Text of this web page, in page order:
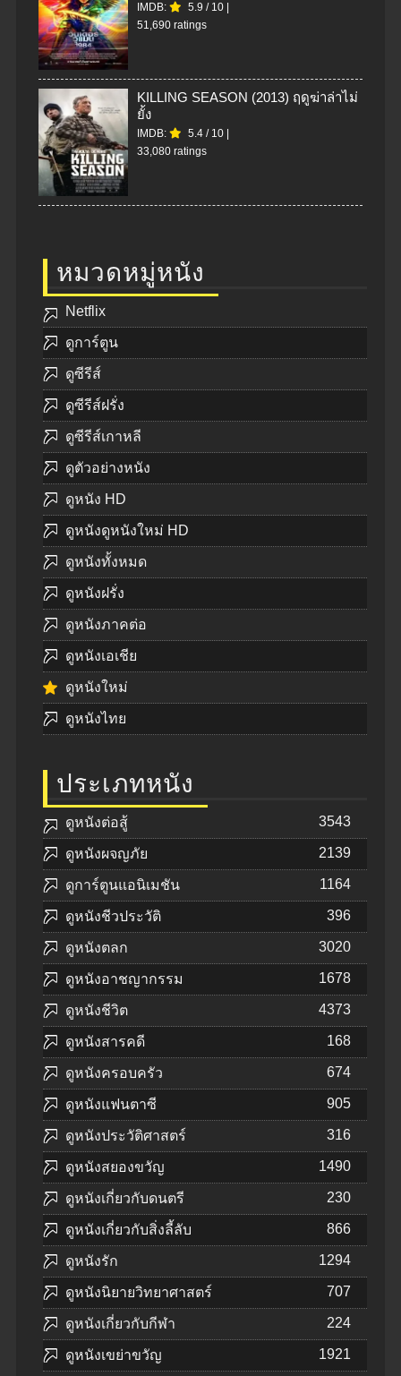
IMDB: 5.9 / 10 |
51,690 ratings
KILLING SEASON (2013) ฤดูฆ่าล่าไม่
ยั้ง
IMDB: 5.4 / 10 |
33,080 ratings
หมวดหมู่หนัง
Netflix
ดูการ์ตูน
ดูซีรีส์
ดูซีรีส์ฝรั่ง
ดูซีรีส์เกาหลี
ดูตัวอย่างหนัง
ดูหนัง HD
ดูหนังดูหนังใหม่ HD
ดูหนังทั้งหมด
ดูหนังฝรั่ง
ดูหนังภาคต่อ
ดูหนังเอเชีย
ดูหนังใหม่
ดูหนังไทย
ประเภทหนัง
ดูหนังต่อสู้ 3543
ดูหนังผจญภัย 2139
ดูการ์ตูนแอนิเมชัน 1164
ดูหนังชีวประวัติ 396
ดูหนังตลก 3020
ดูหนังอาชญากรรม 1678
ดูหนังชีวิต 4373
ดูหนังสารคดี 168
ดูหนังครอบครัว 674
ดูหนังแฟนตาซี 905
ดูหนังประวัติศาสตร์ 316
ดูหนังสยองขวัญ 1490
ดูหนังเกี่ยวกับดนตรี 230
ดูหนังเกี่ยวกับสิ่งลี้ลับ 866
ดูหนังรัก 1294
ดูหนังนิยายวิทยาศาสตร์ 707
ดูหนังเกี่ยวกับกีฬา 224
ดูหนังเขย่าขวัญ 1921